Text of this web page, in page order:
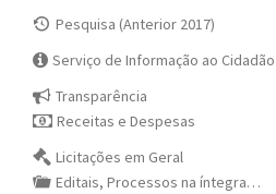
Pesquisa (Anterior 2017)
Serviço de Informação ao Cidadão
Transparência
Receitas e Despesas
Licitações em Geral
Editais, Processos na íntegra…